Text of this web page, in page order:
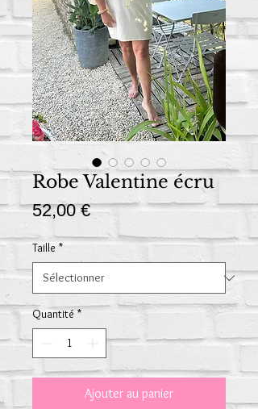
Robe Valentine écru
52,00 €Prix
Taille *
Quantité *
Ajouter au panier